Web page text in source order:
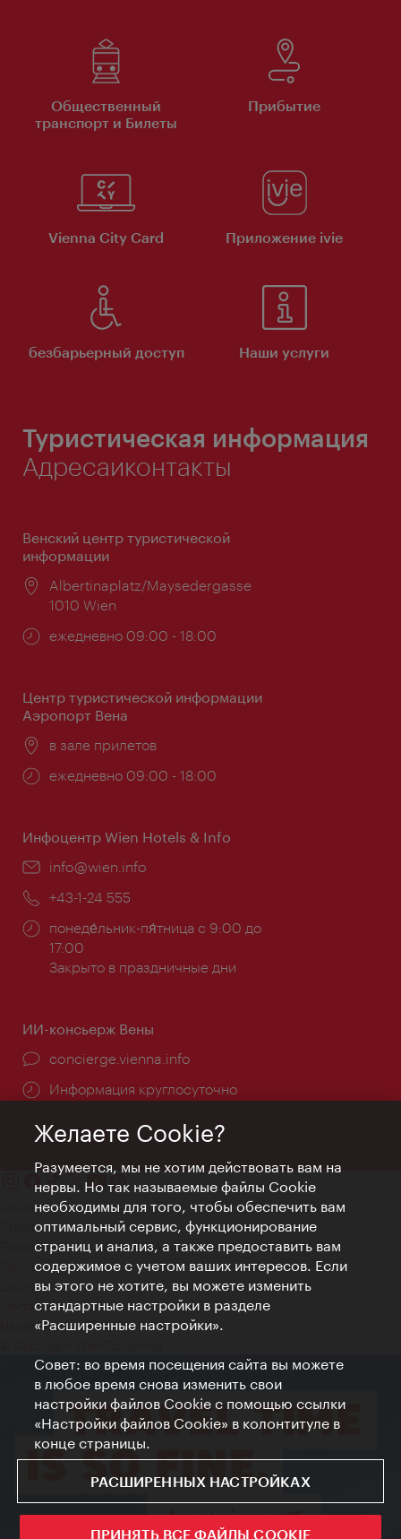
Общественный
транспорт и Билеты
Прибытие
Vienna City Card Приложение ivie
безбарьерный доступ Наши услуги
Туристическая информация
Адресаиконтакты
Венский центр туристической
информации
Расположение:
Albertinaplatz/Maysedergasse
1010 Wien
Часы
ежедневно 09:00 - 18:00
Центр туристической информации
Аэропорт Вена
Расположение:
в зале прилетов
Часы
ежедневно 09:00 - 18:00
Инфоцентр Wien Hotels & Info
Эл.
info@wien.info
Телефон:
+43-1-24 555
Часы
работы:
понеде́льник-пя́тница с 9:00 до
17:00
Закрыто в праздничные дни
ИИ-консьерж Вены
concierge.vienna.info
Информация круглосуточно
Контакт
Credits
Положение о конфиденциальности
Terms of Use
Доступность
Контакты для прессы
Настройки файлов Cookie
Желаете Cookie?
Разумеется, мы не хотим действовать вам на
нервы. Но так называемые файлы Cookie
необходимы для того, чтобы обеспечить вам
оптимальный сервис, функционирование
страниц и анализ, а также предоставить вам
содержимое с учетом ваших интересов. Если
вы этого не хотите, вы можете изменить
стандартные настройки в разделе
«Расширенные настройки».
Совет: во время посещения сайта вы можете
в любое время снова изменить свои
настройки файлов Cookie с помощью ссылки
«Настройки файлов Cookie» в колонтитуле в
конце страницы.
РАСШИРЕННЫХ НАСТРОЙКАХ
ПРИНЯТЬ ВСЕ ФАЙЛЫ COOKIE